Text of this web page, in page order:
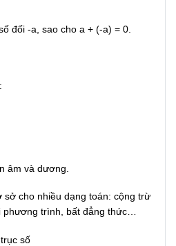
đối -a, sao cho a + (-a) = 0.
âm và dương.
sở cho nhiều dạng toán: cộng trừ
phương trình, bất đẳng thức…
số